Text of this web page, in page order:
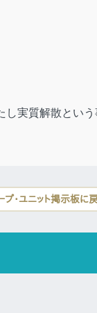
実質解散という
プ・ユニット掲示板に